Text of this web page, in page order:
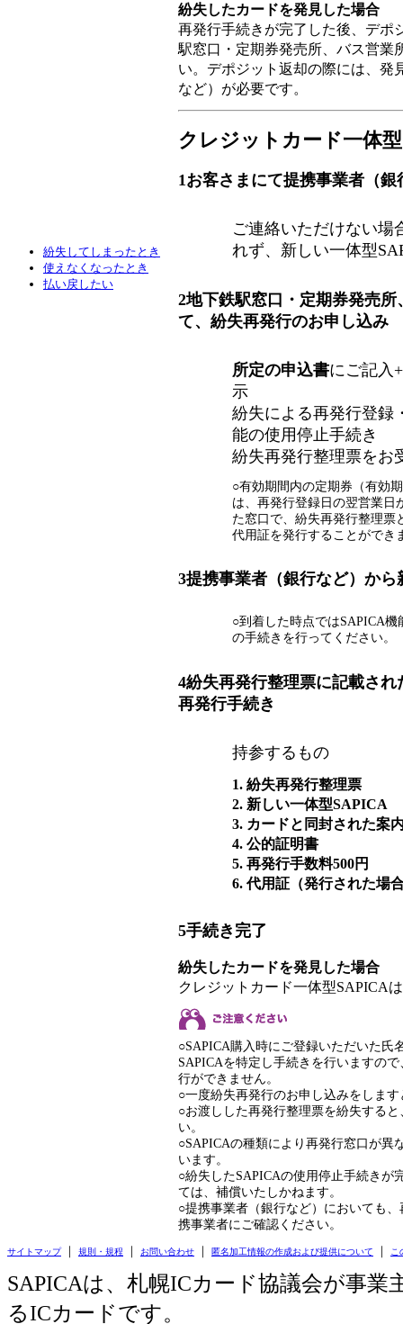
紛失してしまったとき
使えなくなったとき
払い戻したい
紛失したカードを発見した場合
再発行手続きが完了した後、デポ
駅窓口・定期券発売所、バス営業
い。デポジット返却の際には、発
など）が必要です。
クレジットカード一体
1 お客さまにて提携事業者（銀
ご連絡いただけない場
れず、新しい一体型
2地下鉄駅窓口・定期券発売
て、紛失再発行のお申し込み
所定の申込書にご記入+
示
紛失による再発行登録
能の使用停止手続き
紛失再発行整理票をお
○有効期間内の定期券（有効
は、再発行登録日の翌営業日
た窓口で、紛失再発行整理票
代用証を発行することができ
3提携事業者（銀行など）か
○到着した時点ではSAPICA
の手続きを行ってください。
4紛失再発行整理票に記載さ
再発行手続き
持参するもの
1. 紛失再発行整理票
2. 新しい一体型SAPICA
3. カードと同封された案
4. 公的証明書
5. 再発行手数料500円
6. 代用証（発行された場
5手続き完了
紛失したカードを発見した場合
クレジットカード一体型SAPICA
○SAPICA購入時にご登録いただいた氏
SAPICAを特定し手続きを行いますの
行ができません。
○一度紛失再発行のお申し込みをしま
○お渡しした再発行整理票を紛失する
い。
○SAPICAの種類により再発行窓口が異
います。
○紛失したSAPICAの使用停止手続きが
ては、補償いたしかねます。
○提携事業者（銀行など）においても
携事業者にご確認ください。
サイトマップ｜ 規則・規程 ｜ お問い合わせ ｜ 匿名加工情報の作成および提供について ｜ こ
SAPICAは、札幌ICカード協議会が事業
るICカードです。